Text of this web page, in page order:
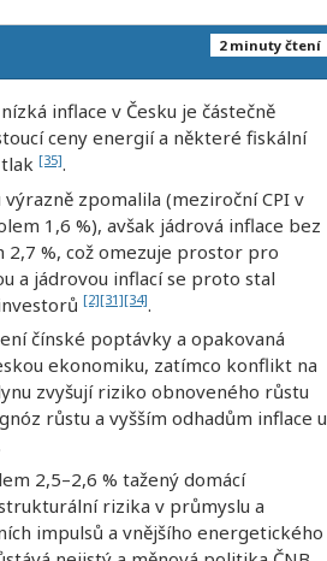
2 minuty čtení
inflace v Česku je částečně
ceny energií a některé fiskální
[35].
zpomalila (meziroční CPI v
1,6 %), avšak jádrová inflace bez
%, což omezuje prostor pro
a jádrovou inflací se proto stal
[2][31][34].
čínské poptávky a opakovaná
ekonomiku, zatímco konflikt na
zvyšují riziko obnoveného růstu
růstu a vyšším odhadům inflace u
2,5–2,6 % tažený domácí
rizika v průmyslu a
impulsů a vnějšího energetického